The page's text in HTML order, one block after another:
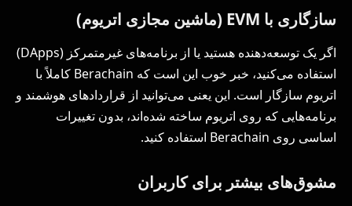
سازگاری با EVM (ماشین مجازی اتریوم)
اگر یک توسعه‌دهنده هستید یا از برنامه‌های غیرمتمرکز (DApps)
استفاده می‌کنید، خبر خوب این است که Berachain کاملاً با
اتریوم سازگار است. این یعنی می‌توانید از قراردادهای هوشمند و
برنامه‌هایی که روی اتریوم ساخته شده‌اند، بدون تغییرات
اساسی روی Berachain استفاده کنید.
مشوق‌های بیشتر برای کاربران